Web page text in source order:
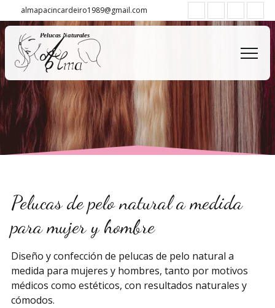
almapacincardeiro1989@gmail.com
Pelucas de pelo natural a medida
para mujer y hombre
Diseño y confección de pelucas de pelo natural a
medida para mujeres y hombres, tanto por motivos
médicos como estéticos, con resultados naturales y
cómodos.